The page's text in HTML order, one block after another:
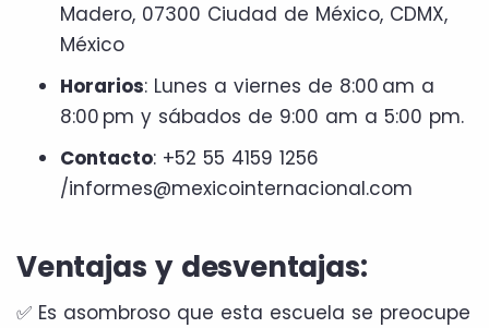
Madero, 07300 Ciudad de México, CDMX,
México
Horarios: Lunes a viernes de 8:00 am a
8:00 pm y sábados de 9:00 am a 5:00 pm.
Contacto: +52 55 4159 1256
/informes@mexicointernacional.com
Ventajas y desventajas:
✅ Es asombroso que esta escuela se preocupe